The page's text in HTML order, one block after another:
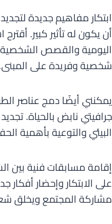
ابتكار مفاهيم جديدة
أن يكون له تأثير كبير.
اليومية والقصص
شخصية وفريدة على المبنى.
يمكنني أيضًا دمج عناصر
جرافيتي نابض بالحياة.
البيئي والتوعية بأهمية
إقامة مسابقات فنية بين
على الابتكار وإحضار أفكار
مشاركة المجتمع ويخلق